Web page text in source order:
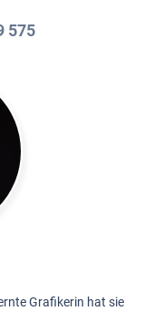
575
Grafikerin hat sie